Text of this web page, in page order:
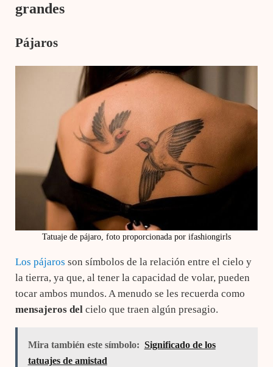
grandes
Pájaros
Tatuaje de pájaro, foto proporcionada por ifashiongirls
Los pájaros son símbolos de la relación entre el cielo y
la tierra, ya que, al tener la capacidad de volar, pueden
tocar ambos mundos. A menudo se les recuerda como
mensajeros del cielo que traen algún presagio.
Mira también este símbolo: Significado de los
tatuajes de amistad